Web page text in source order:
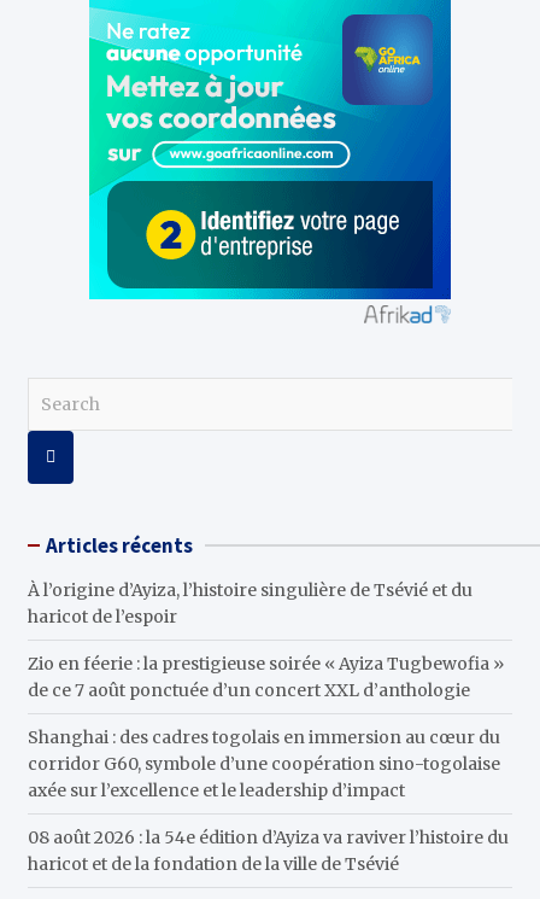
Articles récents
À l’origine d’Ayiza, l’histoire singulière de Tsévié et du
haricot de l’espoir
Zio en féerie : la prestigieuse soirée « Ayiza Tugbewofia »
de ce 7 août ponctuée d’un concert XXL d’anthologie
Shanghai : des cadres togolais en immersion au cœur du
corridor G60, symbole d’une coopération sino-togolaise
axée sur l’excellence et le leadership d’impact
08 août 2026 : la 54e édition d’Ayiza va raviver l’histoire du
haricot et de la fondation de la ville de Tsévié